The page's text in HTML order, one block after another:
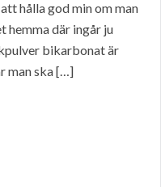
hålla god min om man
hemma där ingår ju
bikarbonat är
man ska […]